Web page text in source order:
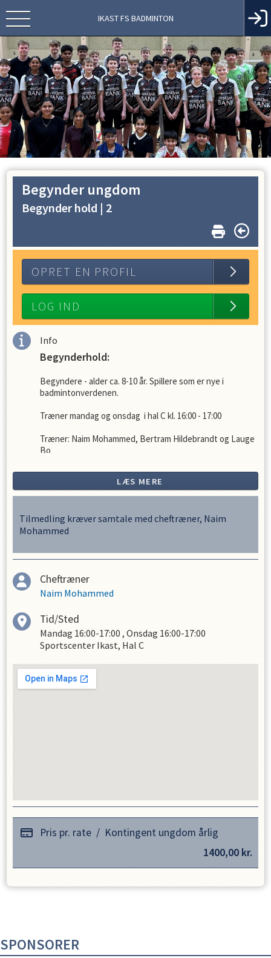
IKAST FS BADMINTON
Begynder ungdom
Begynder hold | 2
OPRET EN PROFIL
LOG IND
Info
Begynderhold:
Begyndere - alder ca. 8-10 år. Spillere som er nye i
badmintonverdenen.
Træner mandag og onsdag i hal C kl. 16:00 - 17:00
Træner: Naim Mohammed, Bertram Hildebrandt og Lauge
Bo
Kontingentsatser 26-27:
1.400 kr. for hele sæsonen
LÆS MERE
Tilmedling kræver samtale med cheftræner, Naim
Mohammed
Cheftræner
Naim Mohammed
Tid/Sted
Mandag 16:00-17:00 , Onsdag 16:00-17:00
Sportscenter Ikast, Hal C
Pris pr. rate / Kontingent ungdom årlig
1400,00 kr.
SPONSORER